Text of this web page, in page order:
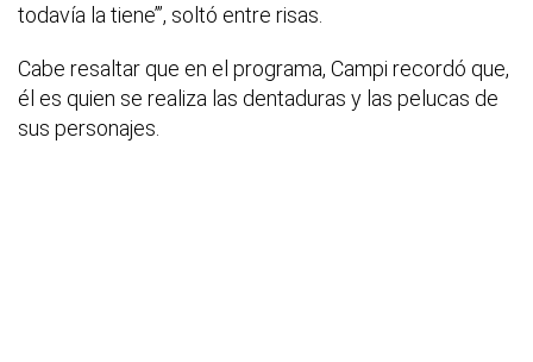
todavía la tiene’”, soltó entre risas.
Cabe resaltar que en el programa, Campi recordó que,
él es quien se realiza las dentaduras y las pelucas de
sus personajes.